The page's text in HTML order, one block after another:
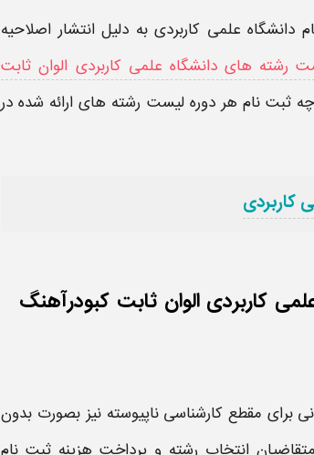
دانشگاه علمی کاربردیبه دلیل انتشار اصلاحیه
رشته های دانشگاه علمی کاربردی الوان ثابت
ثبت نام هر دوره لیست رشته های ارائه شده در
کاربردی
کاربردی الوان ثابت کبودرآهنگ
برای مقطع کارشناسی ناپیوسته نیز بصورت بدون